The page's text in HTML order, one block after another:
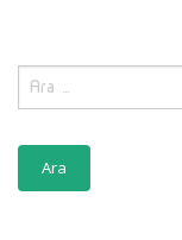
Arama: